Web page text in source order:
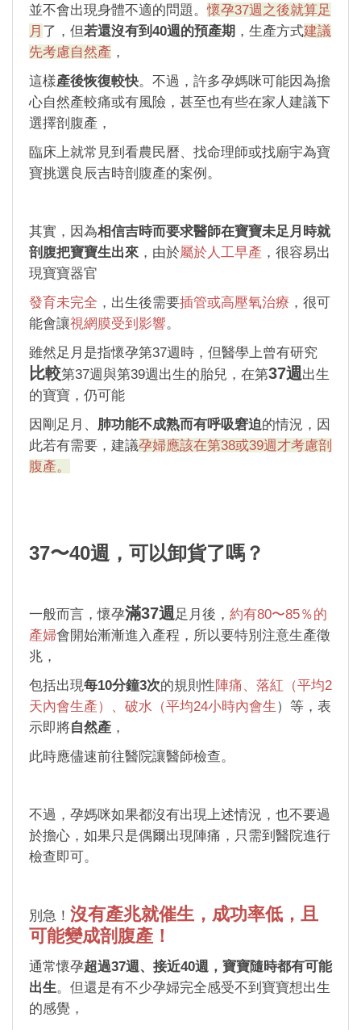
並不會出現身體不適的問題。懷孕37週之後就算足
月 了，但若還沒有到40週的預產期 ，生產方式建議
先考慮自然產
這樣產後恢復較快 。不過，許多孕媽咪可能因為擔
心自然產較痛或有風險，甚至也有些在家人建議下
選擇剖腹產，
臨床上就常見到看農民曆、找命理師或找廟宇為寶
寶挑選良辰吉時剖腹產的案例。
其實，因為相信吉時而要求醫師在寶寶未足月時就
剖腹把寶寶生出來 ，由於屬於人工早產 ，很容易出
現寶寶器官
發育未完全 ，出生後需要插管或高壓氧治療 ，很可
能會讓視網膜受到影響
雖然足月是指懷孕第37週時，但醫學上曾有研究
比較第37週與第39週出生的胎兒，在第37週出生
的寶寶，仍可能
因剛足月、
肺功能不成熟而有呼吸窘迫的情況，因
此若有需要，建議孕婦應該在第38或39週才考慮剖
腹產。
37〜40週，可以卸貨了嗎？
一般而言，懷孕滿37週 足月後， 約有80〜85％的
產婦會開始漸漸進入產程，所以要特別注意生產徵
兆，
包括出現每10分鐘3次的規則性陣痛、落紅（平均2
天內會生產）、破水（平均24小時內會生 ）等，表
示即將自然產
此時應儘速前往醫院讓醫師檢查。
不過，孕媽咪如果都沒有出現上述情況，也不要過
於擔心，如果只是偶爾出現陣痛，只需到醫院進行
檢查即可。
別急！ 沒有產兆就催生，成功率低，且
可能變成剖腹產！
通常懷孕超過37週、接近40週，寶寶隨時都有可能
出生 。但還是有不少孕婦完全感受不到寶寶想出生
的感覺，